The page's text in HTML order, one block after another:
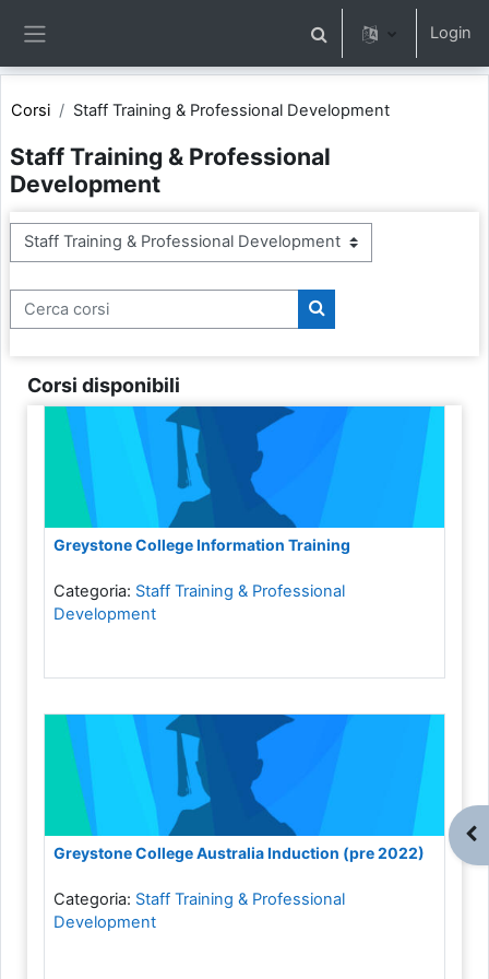
Attiva/disattiva input di
Login
Corsi Staff Training & Professional Development
Staff Training & Professional
Development
Categorie di corso
Cerca corsi
Cerca corsi
Corsi disponibili
Greystone College Information Training
Categoria: Staff Training & Professional
Development
Greystone College Australia Induction (pre 2022)
Categoria: Staff Training & Professional
Development